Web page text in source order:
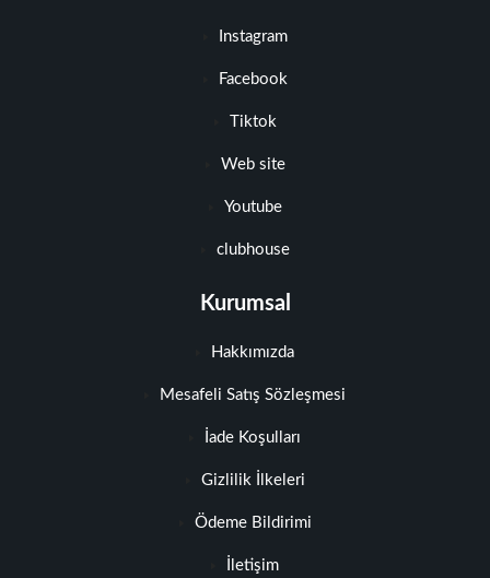
Instagram
Facebook
Tiktok
Web site
Youtube
clubhouse
Kurumsal
Hakkımızda
Mesafeli Satış Sözleşmesi
İade Koşulları
Gizlilik İlkeleri
Ödeme Bildirimi
İletişim